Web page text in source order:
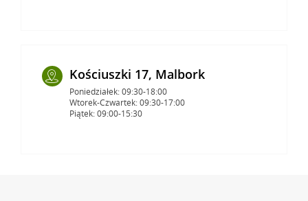
Kościuszki 17, Malbork
Poniedziałek: 09:30-18:00
Wtorek-Czwartek: 09:30-17:00
Piątek: 09:00-15:30